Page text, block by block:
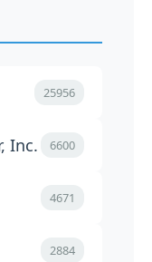
25956
Inc. 6600
4671
2884